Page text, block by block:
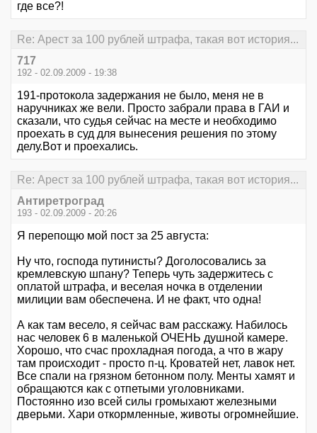
где все?!
Re: Арест за 100 рублей штрафа, такая вот история...
717
192 - 02.09.2009 - 19:38
191-протокола задержания не было, меня не в
наручниках же вели. Просто забрали права в ГАИ и
сказали, что судья сейчас на месте и необходимо
проехать в суд для вынесения решения по этому
делу.Вот и проехались.
Re: Арест за 100 рублей штрафа, такая вот история...
Антиретроград
193 - 02.09.2009 - 20:26
Я перепощю мой пост за 25 августа:
Ну что, господа путинисты? Доголосовались за
кремлевскую шпану? Теперь чуть задержитесь с
оплатой штрафа, и веселая ночка в отделении
милиции вам обеспечена. И не факт, что одна!
А как там весело, я сейчас вам расскажу. Набилось
нас человек 6 в маленькой ОЧЕНЬ душной камере.
Хорошо, что счас прохладная погода, а что в жару
там происходит - просто п-ц. Кроватей нет, лавок нет.
Все спали на грязном бетонном полу. Менты хамят и
обращаются как с отпетыми уголовниками.
Постоянно изо всей силы громыхают железными
дверьми. Хари откормленные, животы огромнейшие.